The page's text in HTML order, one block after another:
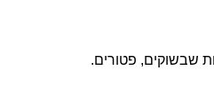
שבשוקים, פטורים.